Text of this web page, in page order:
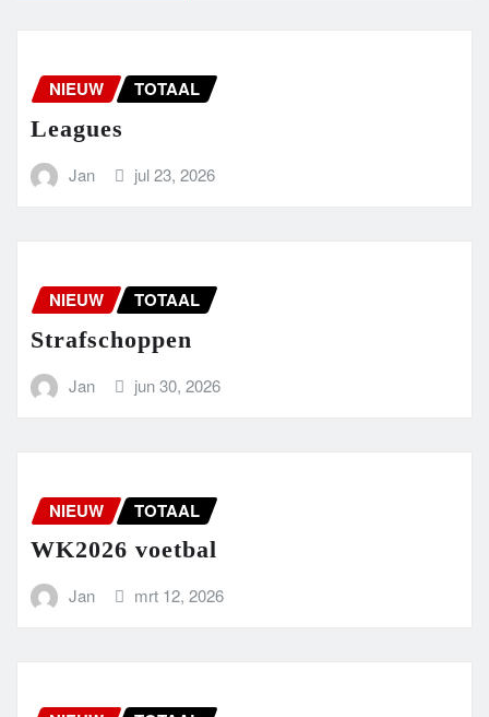
NIEUW TOTAAL
Leagues
Jan jul 23, 2026
NIEUW TOTAAL
Strafschoppen
Jan jun 30, 2026
NIEUW TOTAAL
WK2026 voetbal
Jan mrt 12, 2026